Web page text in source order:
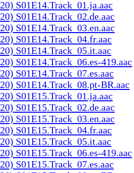
S01E14.Track_01.ja.aac
S01E14.Track_02.de.aac
S01E14.Track_03.en.aac
S01E14.Track_04.fr.aac
S01E14.Track_05.it.aac
S01E14.Track_06.es-419.aac
S01E14.Track_07.es.aac
S01E14.Track_08.pt-BR.aac
S01E15.Track_01.ja.aac
S01E15.Track_02.de.aac
S01E15.Track_03.en.aac
S01E15.Track_04.fr.aac
S01E15.Track_05.it.aac
S01E15.Track_06.es-419.aac
S01E15.Track_07.es.aac